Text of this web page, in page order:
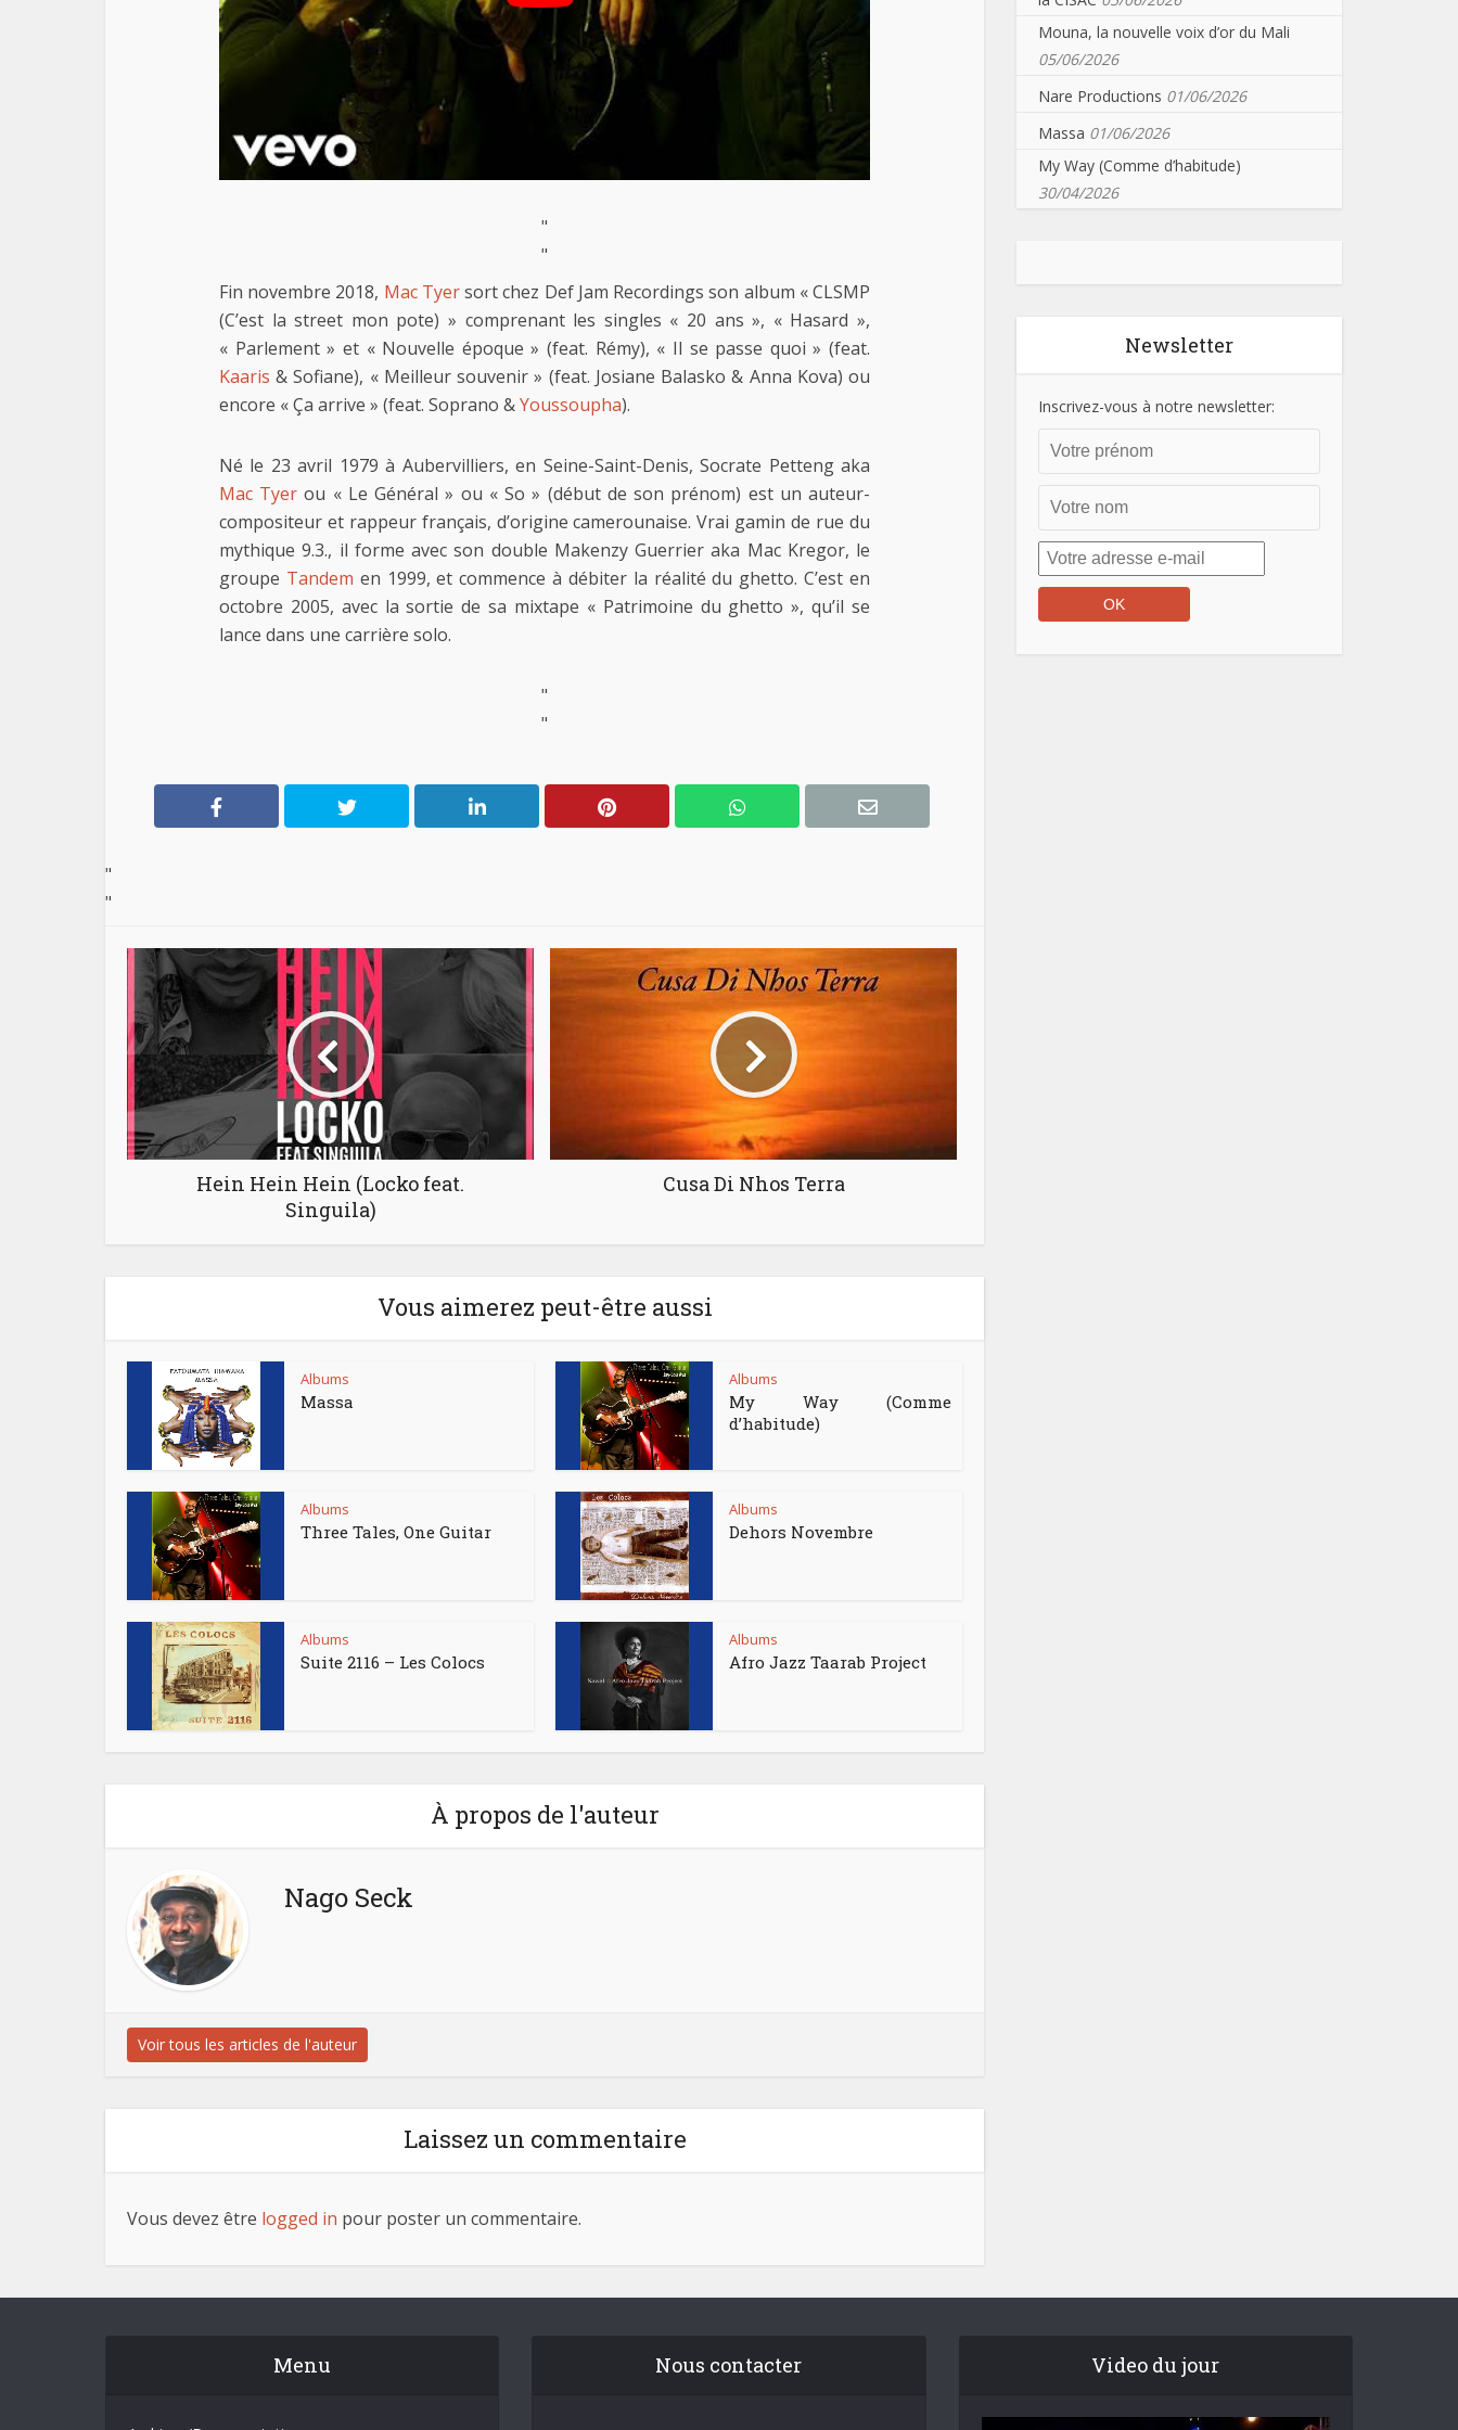
"
"
Fin novembre 2018, Mac Tyersort chez Def Jam Recordings son album « CLSMP
(C’est la street mon pote) » comprenant les singles « 20 ans », « Hasard »,
« Parlement » et « Nouvelle époque » (feat. Rémy), « Il se passe quoi » (feat.
Kaaris & Sofiane), « Meilleur souvenir » (feat. Josiane Balasko & Anna Kova) ou
encore « Ça arrive » (feat. Soprano &Youssoupha).
Né le 23 avril 1979 à Aubervilliers, en Seine-Saint-Denis, Socrate Petteng aka
Mac Tyer ou « Le Général » ou « So » (début de son prénom) est un auteur-
compositeur et rappeur français, d’origine camerounaise. Vrai gamin de rue du
mythique 9.3., il forme avec son double Makenzy Guerrier aka Mac Kregor, le
groupe Tandem en 1999, et commence à débiter la réalité du ghetto. C’est en
octobre 2005, avec la sortie de sa mixtape « Patrimoine du ghetto », qu’il se
lance dans une carrière solo.
"
"
"
"
Hein Hein Hein (Locko feat.
Singuila)
Cusa Di Nhos Terra
Vous aimerez peut-être aussi
Albums
Massa
Albums
My Way (Comme
d’habitude)
Albums
Three Tales, One Guitar
Albums
Dehors Novembre
Albums
Suite 2116 – Les Colocs
Albums
Afro Jazz Taarab Project
À propos de l'auteur
Nago Seck
Voir tous les articles de l'auteur
Laissez un commentaire
Vous devez être logged in pour poster un commentaire.
Mouna, la nouvelle voix d’or du Mali
05/06/2026
Nare Productions 01/06/2026
Massa 01/06/2026
My Way (Comme d’habitude)
30/04/2026
Newsletter
Inscrivez-vous à notre newsletter:
Menu Nous contacter Video du jour